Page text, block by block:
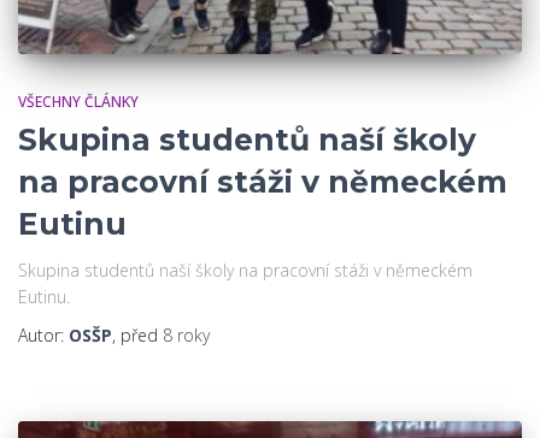
VŠECHNY ČLÁNKY
Skupina studentů naší školy
na pracovní stáži v německém
Eutinu
Skupina studentů naší školy na pracovní stáži v německém
Eutinu.
Autor: OSŠP, před 8 roky